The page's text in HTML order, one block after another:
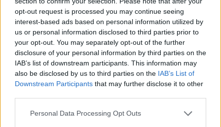
opt-out request is processed you may continue seeing
interest-based ads based on personal information utilized by
us or personal information disclosed to third parties prior to
your opt-out. You may separately opt-out of the further
disclosure of your personal information by third parties on the
IAB’s list of downstream participants. This information may
also be disclosed by us to third parties on the IAB’s List of
Downstream Participants that may further disclose it to other
Personal Data Processing Opt Outs
Zpravodajství
Živohošti
Příbram modernizuje parkovací automaty.
Přibudou i tři nové poblíž Svaté Hory
Středočeský kraj upravil pravidla soutěže.